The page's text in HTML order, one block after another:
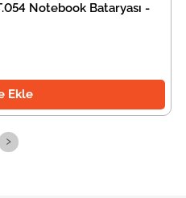
Notebook Bataryası -
Ekle
›